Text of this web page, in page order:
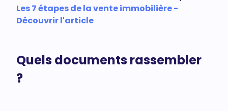
Les 7 étapes de la vente immobilière -
Découvrir l'article
Quels documents rassembler
?